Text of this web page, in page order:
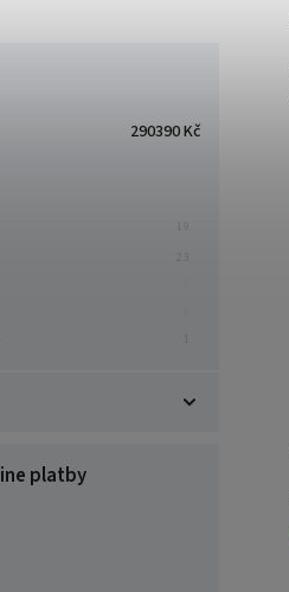
290390Kč
platby